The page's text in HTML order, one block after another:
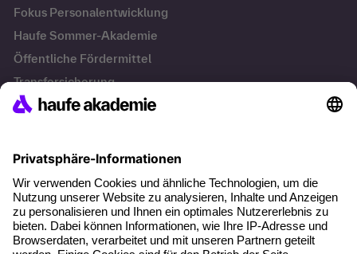
Fokus Personalentwicklung
Haufe Sommer-Akademie
Öffentliche Fördermittel
Transfersicherung
Führung im KI-Zeitalter: Wie Human-AI-Leadership Teams
stark macht
Operatives Personalmanagement: Aufgaben, Prozesse
und Grundlagen im Überblick
KI Texte menschlicher machen und unverwechselbar